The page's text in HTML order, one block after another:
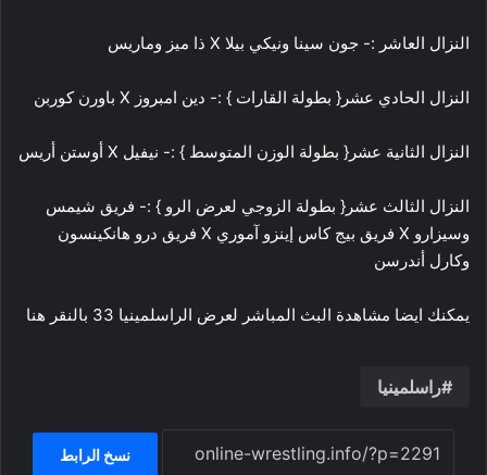
النزال العاشر :- جون سينا ونيكي بيلا X ذا ميز وماريس
النزال الحادي عشر{ بطولة القارات } :- دين امبروز X باورن كوربن
النزال الثانية عشر{ بطولة الوزن المتوسط } :- نيفيل X أوستن أريس
النزال الثالث عشر{ بطولة الزوجي لعرض الرو } :- فريق شيمس
وسيزارو X فريق بيج كاس إينزو آموري X فريق درو هانكينسون
وكارل أندرسن
يمكنك ايضا مشاهدة البث المباشر لعرض الراسلمينيا 33 بالنقر هنا
راسلمينيا
نسخ الرابط